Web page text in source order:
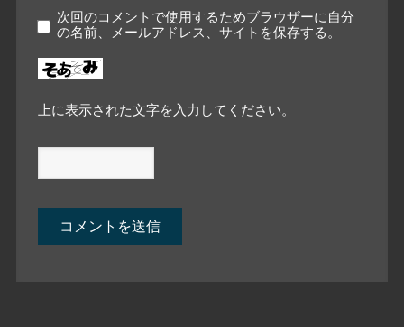
次回のコメントで使用するためブラウザーに自分
の名前、メールアドレス、サイトを保存する。
上に表示された文字を入力してください。